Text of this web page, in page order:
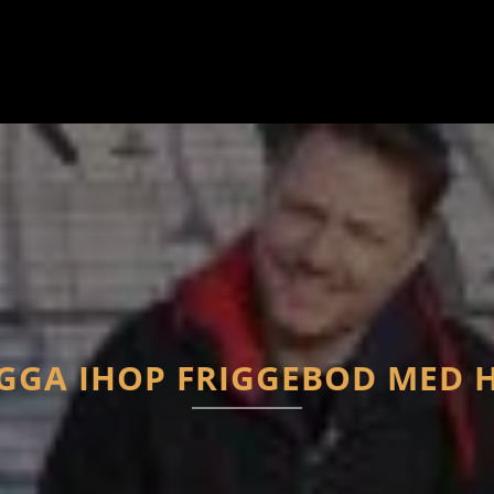
IHOP FRIGGEBOD MED